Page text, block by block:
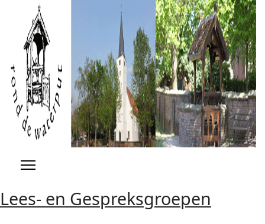
Lees- en Gespreksgroepen
YearMonth
Year